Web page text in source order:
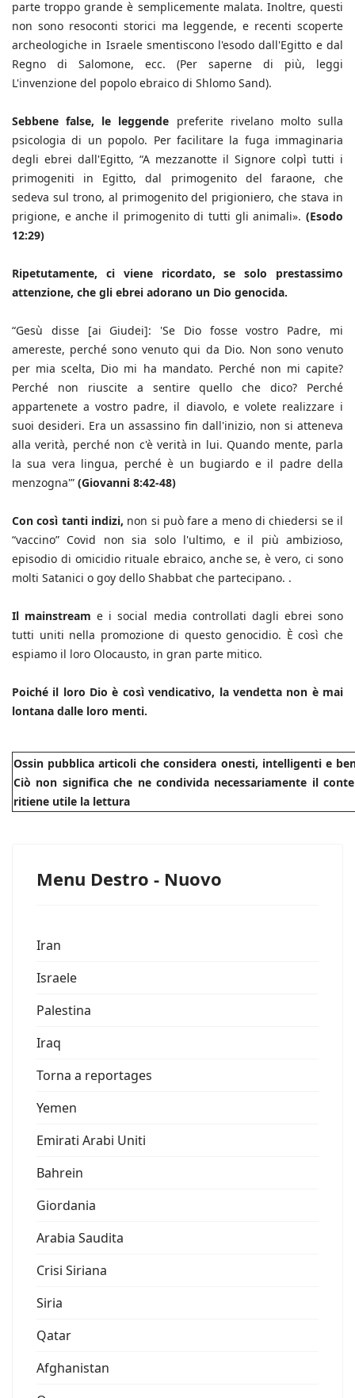
parte troppo grande è semplicemente malata. Inoltre, questi
non sono resoconti storici ma leggende, e recenti scoperte
archeologiche in Israele smentiscono l'esodo dall'Egitto e dal
Regno di Salomone, ecc. (Per saperne di più, leggi
L'invenzione del popolo ebraico di Shlomo Sand).
Sebbene false, le leggende preferite rivelano molto sulla
psicologia di un popolo. Per facilitare la fuga immaginaria
degli ebrei dall'Egitto, “A mezzanotte il Signore colpì tutti i
primogeniti in Egitto, dal primogenito del faraone, che
sedeva sul trono, al primogenito del prigioniero, che stava in
prigione, e anche il primogenito di tutti gli animali». (Esodo
12:29)
Ripetutamente, ci viene ricordato, se solo prestassimo
attenzione, che gli ebrei adorano un Dio genocida.
“Gesù disse [ai Giudei]: 'Se Dio fosse vostro Padre, mi
amereste, perché sono venuto qui da Dio. Non sono venuto
per mia scelta, Dio mi ha mandato. Perché non mi capite?
Perché non riuscite a sentire quello che dico? Perché
appartenete a vostro padre, il diavolo, e volete realizzare i
suoi desideri. Era un assassino fin dall'inizio, non si atteneva
alla verità, perché non c'è verità in lui. Quando mente, parla
la sua vera lingua, perché è un bugiardo e il padre della
menzogna'” (Giovanni 8:42-48)
Con così tanti indizi, non si può fare a meno di chiedersi se il
“vaccino” Covid non sia solo l'ultimo, e il più ambizioso,
episodio di omicidio rituale ebraico, anche se, è vero, ci sono
molti Satanici o goy dello Shabbat che partecipano. .
Il mainstream e i social media controllati dagli ebrei sono
tutti uniti nella promozione di questo genocidio. È così che
espiamo il loro Olocausto, in gran parte mitico.
Poiché il loro Dio è così vendicativo, la vendetta non è mai
lontana dalle loro menti.
Ossin pubblica articoli che considera onesti, intelligenti e
Ciò non significa che ne condivida necessariamente il
ritiene utile la lettura
Menu Destro - Nuovo
Iran
Israele
Palestina
Iraq
Torna a reportages
Yemen
Emirati Arabi Uniti
Bahrein
Giordania
Arabia Saudita
Crisi Siriana
Siria
Qatar
Afghanistan